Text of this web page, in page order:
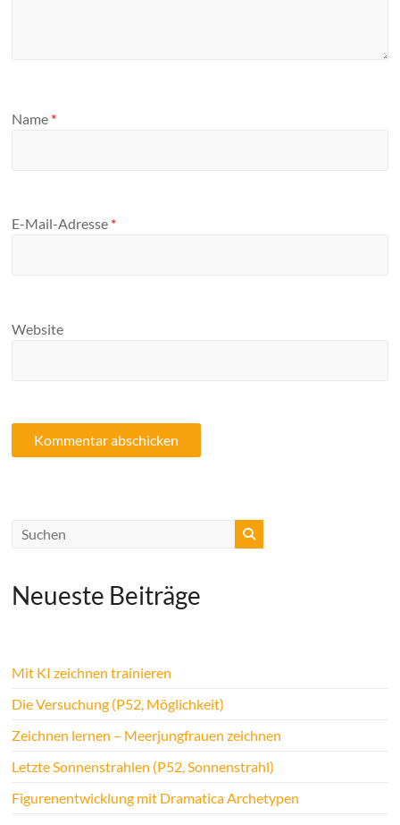
Name *
E-Mail-Adresse *
Website
Neueste Beiträge
Mit KI zeichnen trainieren
Die Versuchung (P52, Möglichkeit)
Zeichnen lernen – Meerjungfrauen zeichnen
Letzte Sonnenstrahlen (P52, Sonnenstrahl)
Figurenentwicklung mit Dramatica Archetypen